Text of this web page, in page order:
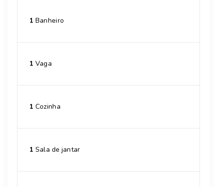
1 Banheiro
1 Vaga
1 Cozinha
1 Sala de jantar